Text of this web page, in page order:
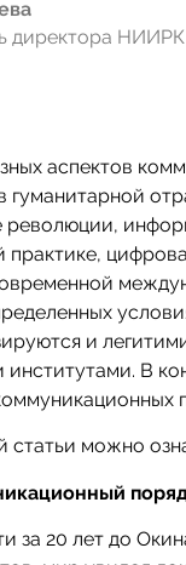
директора
аспектов
гуманитарной
и
В
статьи можно
за 20 лет до